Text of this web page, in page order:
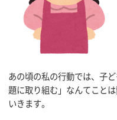
あの頃の私の行動では、子
題に取り組む」なんてこと
いきます。